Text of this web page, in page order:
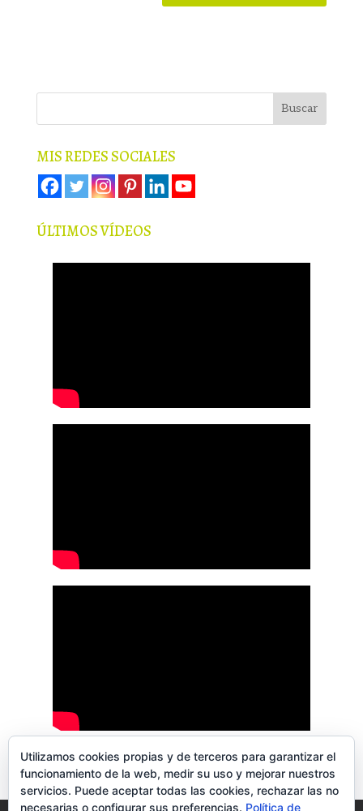
MIS REDES SOCIALES
ÚLTIMOS VÍDEOS
Utilizamos cookies propias y de terceros para garantizar el
funcionamiento de la web, medir su uso y mejorar nuestros
servicios. Puede aceptar todas las cookies, rechazar las no
necesarias o configurar sus preferencias. Política de